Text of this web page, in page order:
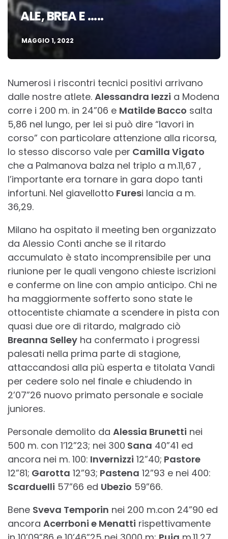
ALE, BREA E …..
MAGGIO 1, 2022
Numerosi i riscontri tecnici positivi arrivano
dalle nostre atlete. Alessandra Iezzi a Modena
corre i 200 m. in 24”06 e Matilde Bacco salta
5,86 nel lungo, per lei si può dire “lavori in
corso” con particolare attenzione alla ricorsa,
lo stesso discorso vale per Camilla Vigato
che a Palmanova balza nel triplo a m.11,67 ,
l’importante era tornare in gara dopo tanti
infortuni. Nel giavellotto Furesi lancia a m.
36,29.
Milano ha ospitato il meeting ben organizzato
da Alessio Conti anche se il ritardo
accumulato è stato incomprensibile per una
riunione per le quali vengono chieste iscrizioni
e conferme on line con ampio anticipo. Chi ne
ha maggiormente sofferto sono state le
ottocentiste chiamate a scendere in pista con
quasi due ore di ritardo, malgrado ciò
Breanna Selley ha confermato i progressi
palesati nella prima parte di stagione,
attaccandosi alla più esperta e titolata Vandi
per cedere solo nel finale e chiudendo in
2’07”26 nuovo primato personale e sociale
juniores.
Personale demolito da Alessia Brunetti nei
500 m. con 1’12”23; nei 300 Sana 40”41 ed
ancora nei m. 100: Invernizzi 12”40; Pastore
12”81; Garotta 12”93; Pastena 12”93 e nei 400:
Scarduelli 57”66 ed Ubezio 59”66.
Bene Sveva Temporin nei 200 m.con 24”90 ed
ancora Acerrboni e Menatti rispettivamente